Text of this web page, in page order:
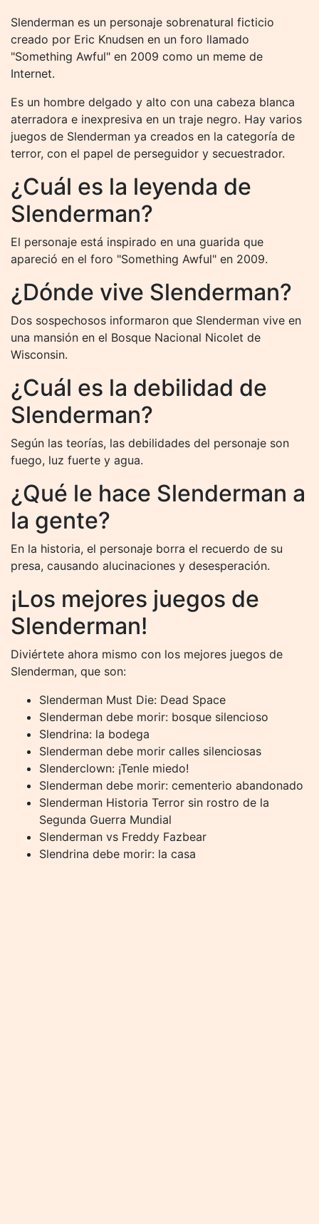
Slenderman es un personaje sobrenatural ficticio
creado por Eric Knudsen en un foro llamado
"Something Awful" en 2009 como un meme de
Internet.
Es un hombre delgado y alto con una cabeza blanca
aterradora e inexpresiva en un traje negro. Hay varios
juegos de Slenderman ya creados en la categoría de
terror, con el papel de perseguidor y secuestrador.
¿Cuál es la leyenda de
Slenderman?
El personaje está inspirado en una guarida que
apareció en el foro "Something Awful" en 2009.
¿Dónde vive Slenderman?
Dos sospechosos informaron que Slenderman vive en
una mansión en el Bosque Nacional Nicolet de
Wisconsin.
¿Cuál es la debilidad de
Slenderman?
Según las teorías, las debilidades del personaje son
fuego, luz fuerte y agua.
¿Qué le hace Slenderman a
la gente?
En la historia, el personaje borra el recuerdo de su
presa, causando alucinaciones y desesperación.
¡Los mejores juegos de
Slenderman!
Diviértete ahora mismo con los mejores juegos de
Slenderman, que son:
Slenderman Must Die: Dead Space
Slenderman debe morir: bosque silencioso
Slendrina: la bodega
Slenderman debe morir calles silenciosas
Slenderclown: ¡Tenle miedo!
Slenderman debe morir: cementerio abandonado
Slenderman Historia Terror sin rostro de la
Segunda Guerra Mundial
Slenderman vs Freddy Fazbear
Slendrina debe morir: la casa